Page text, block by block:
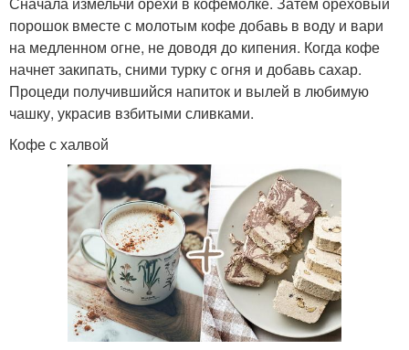
порошок вместе с молотым кофе добавь в воду и вари
на медленном огне, не доводя до кипения. Когда кофе
начнет закипать, сними турку с огня и добавь сахар.
Процеди получившийся напиток и вылей в любимую
чашку, украсив взбитыми сливками.
Кофе с халвой